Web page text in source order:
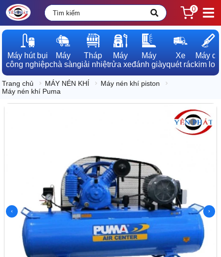
0
Máy hút bụi
công nghiệp
Máy
chà sàn
Tháp
giải nhiệt
Máy
rửa xe
Máy
đánh giày
Xe
quét rác
Máy dò
kim loại
Trang chủ MÁY NÉN KHÍ
Máy nén khí piston
Máy nén khí Puma